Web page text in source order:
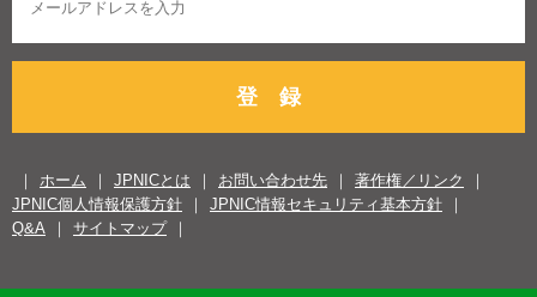
登 録
ホーム JPNICとは お問い合わせ先
著作権／リンク
JPNIC個人情報保護方針
JPNIC情報セキュリティ基本方針
Q&A
サイトマップ